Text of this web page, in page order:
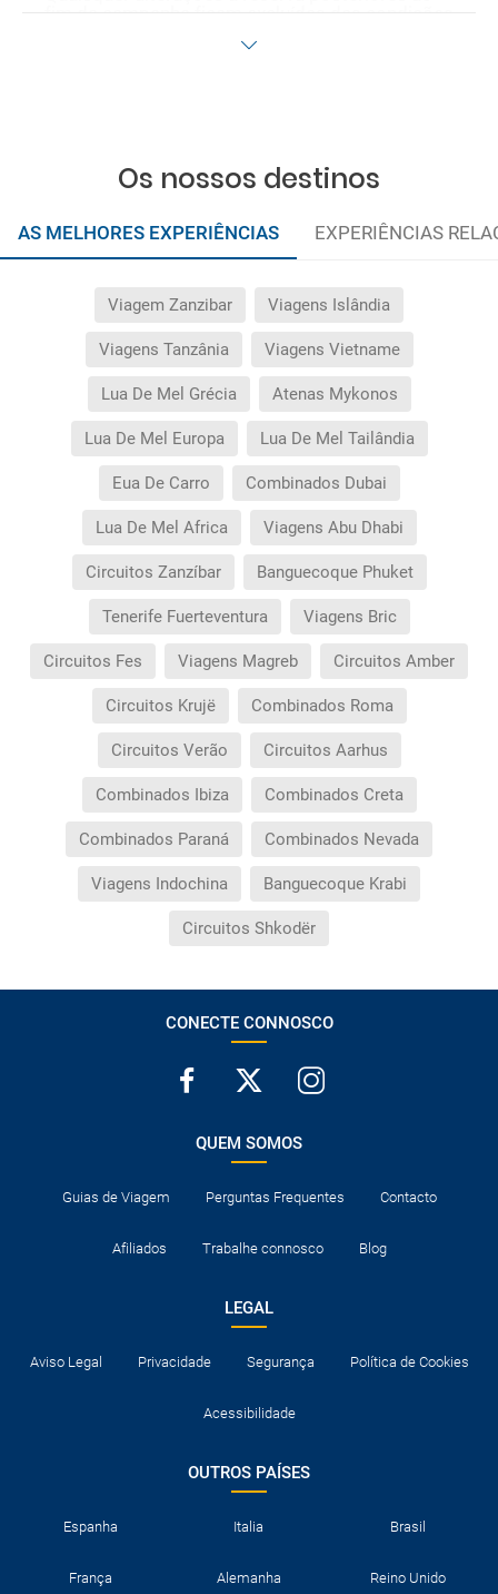
Desconto não acumulável.
Os nossos destinos
AS MELHORES EXPERIÊNCIAS EXPERIÊNCIAS
Viagem Zanzibar Viagens Islândia
Viagens Tanzânia Viagens Vietname
Lua De Mel Grécia Atenas Mykonos
Lua De Mel Europa Lua De Mel Tailândia
Eua De Carro Combinados Dubai
Lua De Mel Africa Viagens Abu Dhabi
Circuitos Zanzíbar Banguecoque Phuket
Tenerife Fuerteventura Viagens Bric
Circuitos Fes Viagens Magreb Circuitos Amber
Circuitos Krujë Combinados Roma
Circuitos Verão Circuitos Aarhus
Combinados Ibiza Combinados Creta
Combinados Paraná Combinados Nevada
Viagens Indochina Banguecoque Krabi
Circuitos Shkodër
CONECTE CONNOSCO
QUEM SOMOS
Guias de Viagem Perguntas Frequentes Contacto
Afiliados Trabalhe connosco Blog
LEGAL
Aviso Legal Privacidade Segurança Política de Cookies
Acessibilidade
OUTROS PAÍSES
Espanha Italia Brasil
França Alemanha Reino Unido